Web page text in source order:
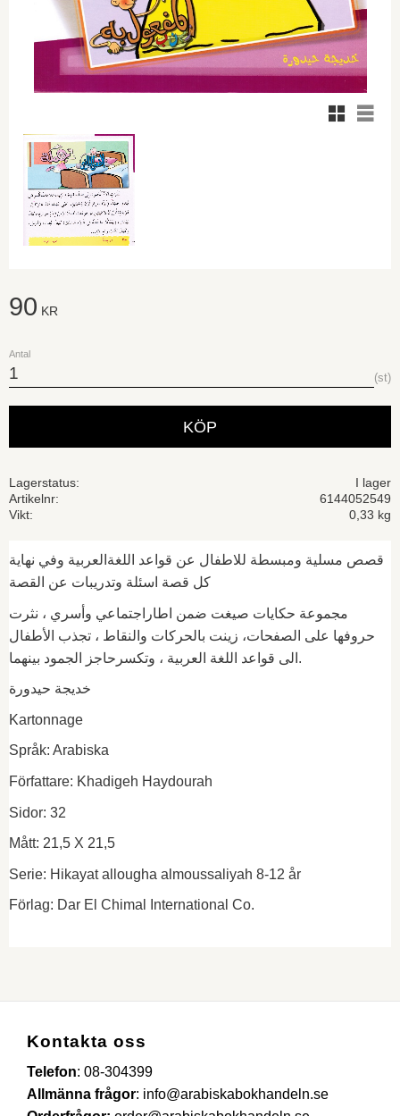
Rutnätsvy
Listvy
90 KR
Antal
st
KÖP
Lagerstatus
I lager
Artikelnr
6144052549
Vikt
0,33 kg
قصص مسلية ومبسطة للاطفال عن قواعد اللغةالعربية وفي نهاية
كل قصة اسئلة وتدريبات عن القصة
مجموعة حكايات صيغت ضمن اطاراجتماعي وأسري ، نثرت
حروفها على الصفحات، زينت بالحركات والنقاط ، تجذب الأطفال
الى قواعد اللغة العربية ، وتكسرحاجز الجمود بينهما.
خديجة حيدورة
Kartonnage
Språk: Arabiska
Författare: Khadigeh Haydourah
Sidor: 32
Mått: 21,5 X 21,5
Serie: Hikayat allougha almoussaliyah 8-12 år
Förlag: Dar El Chimal International Co.
Kontakta oss
Telefon: 08-304399
Allmänna frågor: info@arabiskabokhandeln.se